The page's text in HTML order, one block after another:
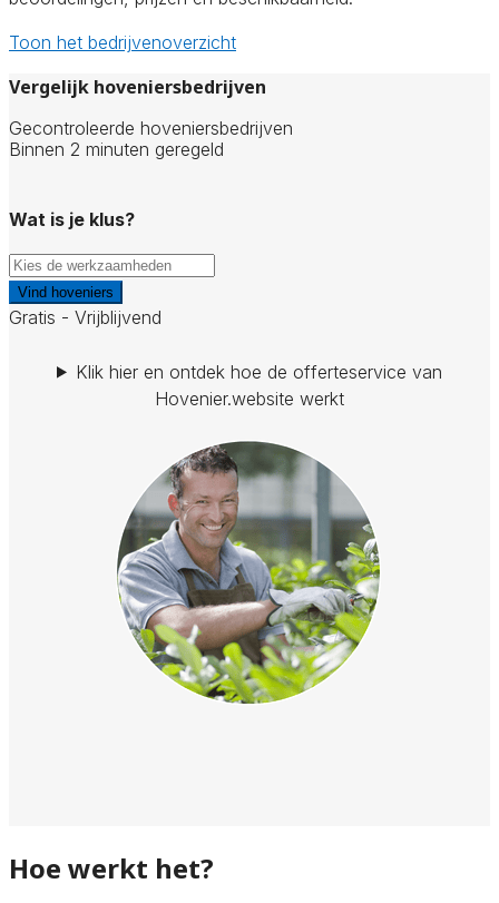
Toon het bedrijvenoverzicht
Vergelijk hoveniersbedrijven
Gecontroleerde hoveniersbedrijven
Binnen 2 minuten geregeld
Wat is je klus?
Vind hoveniers
Gratis - Vrijblijvend
Klik hier en ontdek hoe de offerteservice van
Hovenier.website werkt
Hoe werkt het?